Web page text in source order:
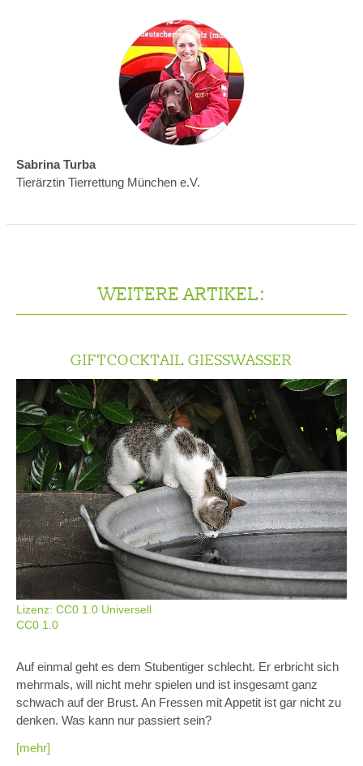
Sabrina Turba
Tierärztin Tierrettung München e.V.
WEITERE ARTIKEL:
GIFTCOCKTAIL GIESSWASSER
Lizenz: CC0 1.0 Universell
CC0 1.0
Auf einmal geht es dem Stubentiger schlecht. Er erbricht sich
mehrmals, will nicht mehr spielen und ist insgesamt ganz
schwach auf der Brust. An Fressen mit Appetit ist gar nicht zu
denken. Was kann nur passiert sein?
[mehr]